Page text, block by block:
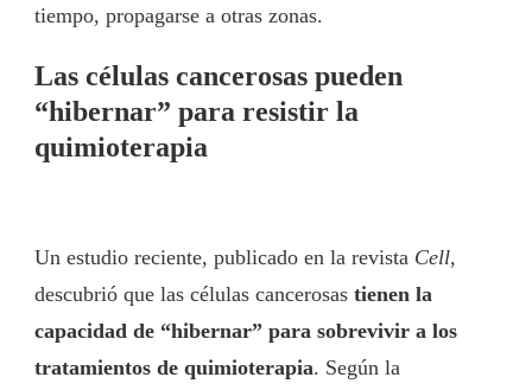
tiempo, propagarse a otras zonas.
Las células cancerosas pueden
“hibernar” para resistir la
quimioterapia
Un estudio reciente, publicado en la revista Cell,
descubrió que las células cancerosas tienen la
capacidad de “hibernar” para sobrevivir a los
tratamientos de quimioterapia. Según la